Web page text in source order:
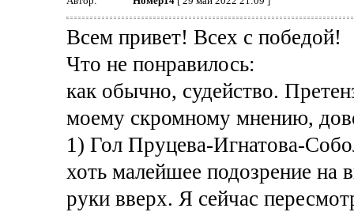
Всем привет! Всех с победой!
Что не понравилось:
как обычно, судейство.
моему скромному мнению,
1) Гол Пруцева-Игнатова-
хоть малейшее подозрение на
руки вверх. Я сейчас